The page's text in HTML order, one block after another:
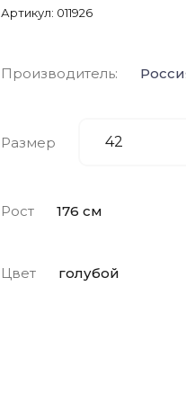
Артикул: 011926
Производитель:
Размер
Рост 176 см
Цвет голубой